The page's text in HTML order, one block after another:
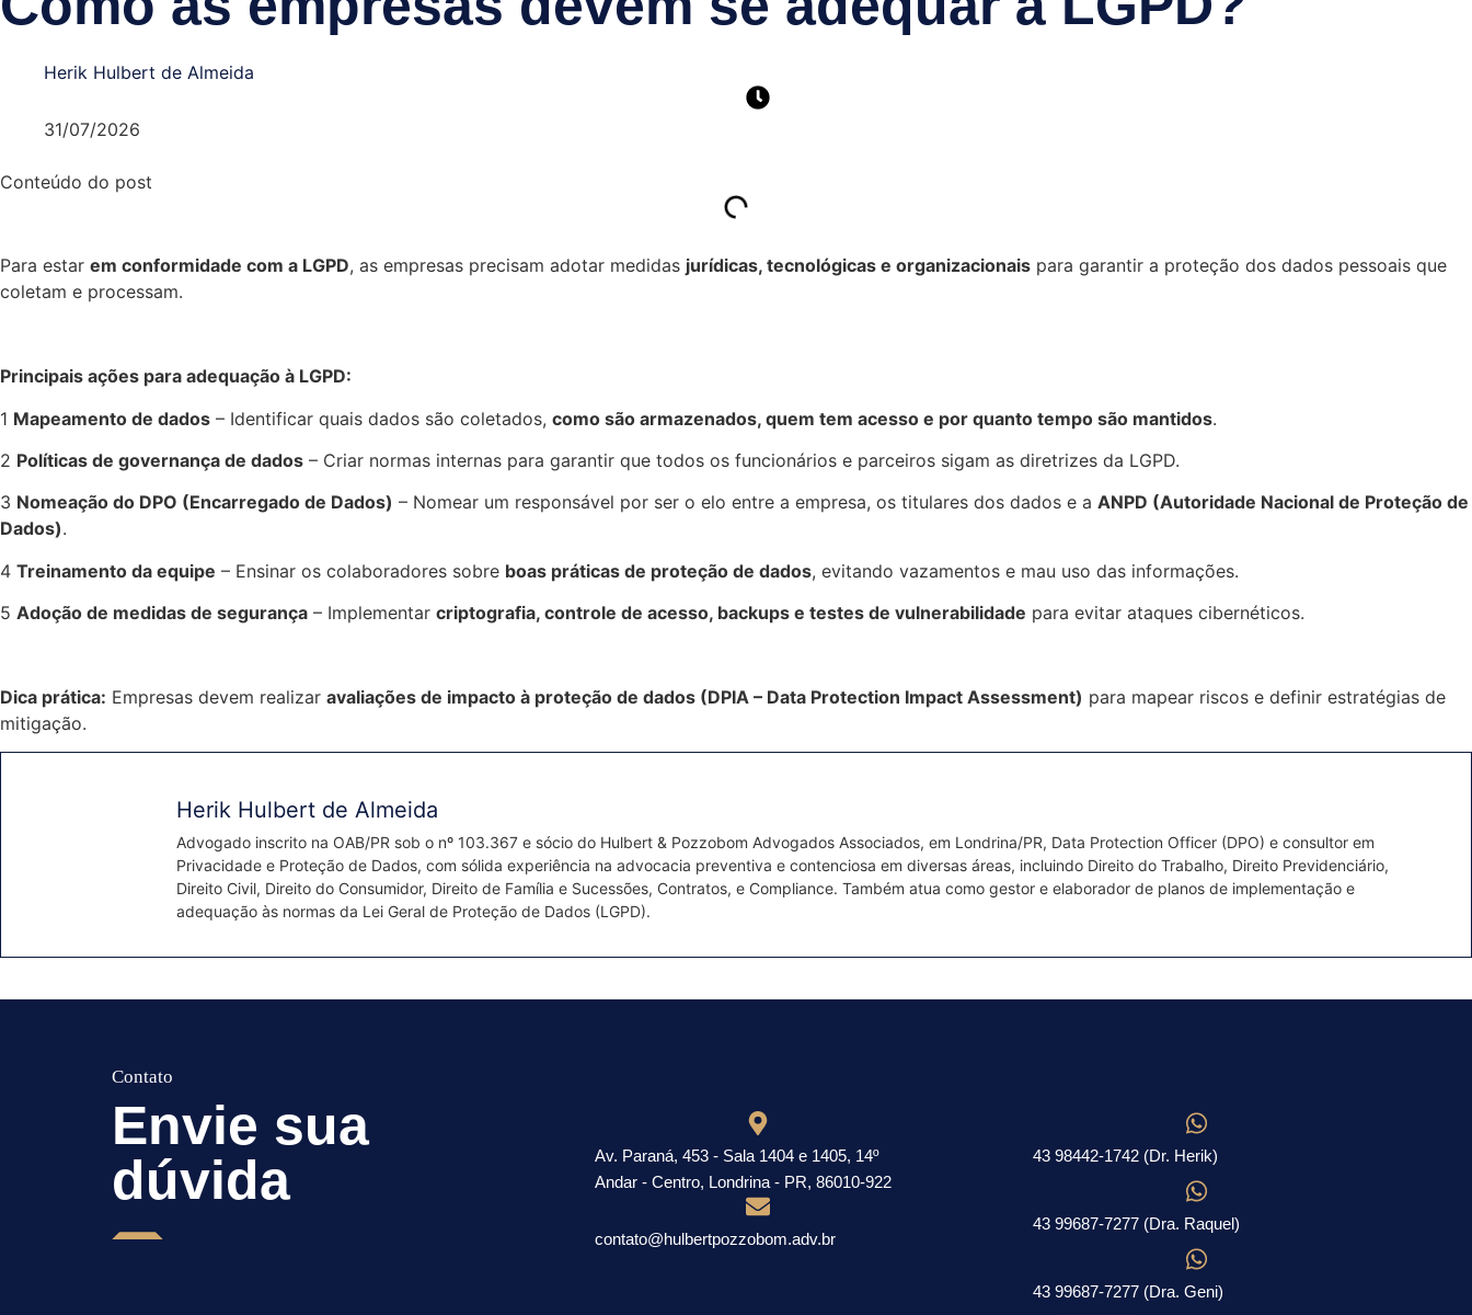
Herik Hulbert de Almeida
31/07/2026
Conteúdo do post
Para estar em conformidade com a LGPD, as empresas precisam adotar medidas jurídicas, tecnológicas e organizacionais para garantir a proteção dos dados pessoais que
coletam e processam.
Principais ações para adequação à LGPD:
1️ Mapeamento de dados – Identificar quais dados são coletados, como são armazenados, quem tem acesso e por quanto tempo são mantidos.
2️ Políticas de governança de dados – Criar normas internas para garantir que todos os funcionários e parceiros sigam as diretrizes da LGPD.
3️ Nomeação do DPO (Encarregado de Dados) – Nomear um responsável por ser o elo entre a empresa, os titulares dos dados e a ANPD (Autoridade Nacional de Proteção de
Dados).
4️ Treinamento da equipe – Ensinar os colaboradores sobre boas práticas de proteção de dados, evitando vazamentos e mau uso das informações.
5️ Adoção de medidas de segurança – Implementar criptografia, controle de acesso, backups e testes de vulnerabilidade para evitar ataques cibernéticos.
Dica prática: Empresas devem realizar avaliações de impacto à proteção de dados (DPIA – Data Protection Impact Assessment) para mapear riscos e definir estratégias de
mitigação.
Herik Hulbert de Almeida
Advogado inscrito na OAB/PR sob o nº 103.367 e sócio do Hulbert & Pozzobom Advogados Associados, em Londrina/PR, Data Protection Officer (DPO) e consultor em
Privacidade e Proteção de Dados, com sólida experiência na advocacia preventiva e contenciosa em diversas áreas, incluindo Direito do Trabalho, Direito Previdenciário,
Direito Civil, Direito do Consumidor, Direito de Família e Sucessões, Contratos, e Compliance. Também atua como gestor e elaborador de planos de implementação e
adequação às normas da Lei Geral de Proteção de Dados (LGPD).
Envie sua
dúvida
Av. Paraná, 453 - Sala 1404 e 1405, 14º
Andar - Centro, Londrina - PR, 86010-922
contato@hulbertpozzobom.adv.br
43 98442-1742 (Dr. Herik)
43 99687-7277 (Dra. Raquel)
43 99687-7277 (Dra. Geni)